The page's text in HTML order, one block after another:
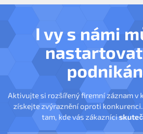
I vy s námi
Aktivujte si rozšířený firemní záznam v
získejte zvýraznění oproti
tam, kde vás zákazníci